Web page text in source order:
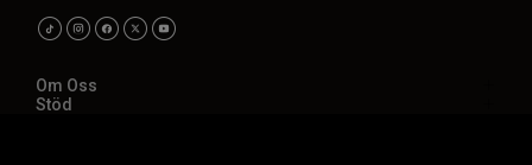
Om Oss
Stöd